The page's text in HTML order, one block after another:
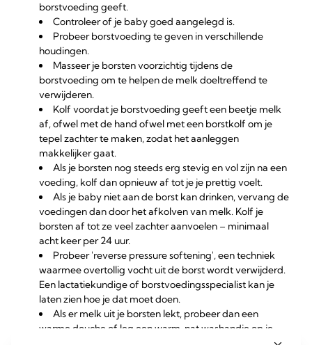
borstvoeding geeft.
Controleer of je baby goed aangelegd is.
Probeer borstvoeding te geven in verschillende
houdingen.
Masseer je borsten voorzichtig tijdens de
borstvoeding om te helpen de melk doeltreffend te
verwijderen.
Kolf voordat je borstvoeding geeft een beetje melk
af, ofwel met de hand ofwel met een borstkolf om je
tepel zachter te maken, zodat het aanleggen
makkelijker gaat.
Als je borsten nog steeds erg stevig en vol zijn na een
voeding, kolf dan opnieuw af tot je je prettig voelt.
Als je baby niet aan de borst kan drinken, vervang de
voedingen dan door het afkolven van melk. Kolf je
borsten af tot ze veel zachter aanvoelen – minimaal
acht keer per 24 uur.
Probeer 'reverse pressure softening', een techniek
waarmee overtollig vocht uit de borst wordt verwijderd.
Een lactatiekundige of borstvoedingsspecialist kan je
laten zien hoe je dat moet doen.
Als er melk uit je borsten lekt, probeer dan een
warme douche of leg een warm, nat washandje op je